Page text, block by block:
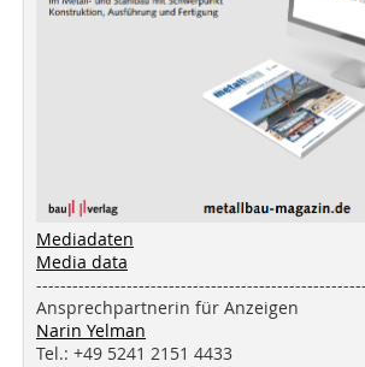
Mediadaten
Media data
Ansprechpartnerin für Anzeigen
Narin Yelman
Tel.: +49 5241 2151 4433